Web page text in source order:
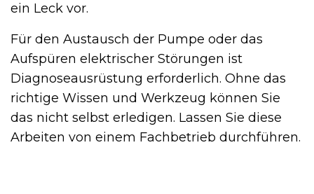
ein Leck vor.
Für den Austausch der Pumpe oder das
Aufspüren elektrischer Störungen ist
Diagnoseausrüstung erforderlich. Ohne das
richtige Wissen und Werkzeug können Sie
das nicht selbst erledigen. Lassen Sie diese
Arbeiten von einem Fachbetrieb durchführen.